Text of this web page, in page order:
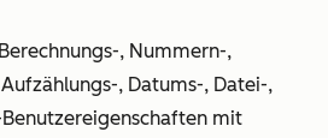
, Nummern-,
, Datums-, Datei-,
mit